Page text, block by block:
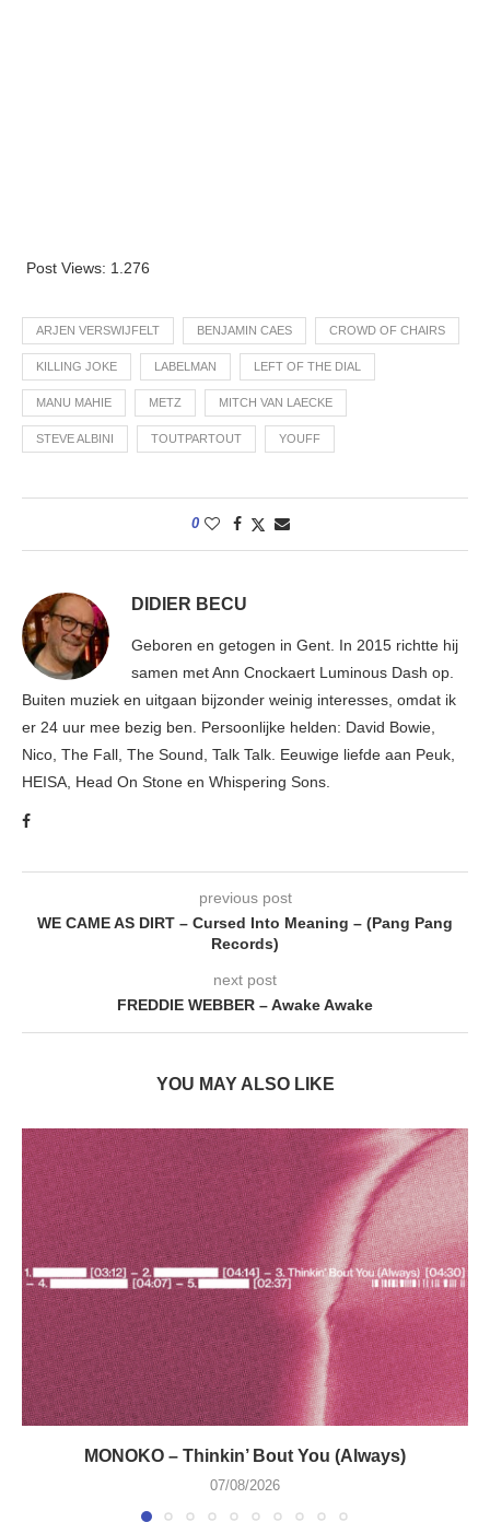
Post Views: 1.276
ARJEN VERSWIJFELT BENJAMIN CAES CROWD OF CHAIRS
KILLING JOKE LABELMAN LEFT OF THE DIAL
MANU MAHIE METZ MITCH VAN LAECKE
STEVE ALBINI TOUTPARTOUT YOUFF
0
DIDIER BECU
Geboren en getogen in Gent. In 2015 richtte hij
samen met Ann Cnockaert Luminous Dash op.
Buiten muziek en uitgaan bijzonder weinig interesses, omdat ik
er 24 uur mee bezig ben. Persoonlijke helden: David Bowie,
Nico, The Fall, The Sound, Talk Talk. Eeuwige liefde aan Peuk,
HEISA, Head On Stone en Whispering Sons.
previous post
WE CAME AS DIRT – Cursed Into Meaning – (Pang Pang
Records)
next post
FREDDIE WEBBER – Awake Awake
YOU MAY ALSO LIKE
MONOKO – Thinkin’ Bout You (Always)
07/08/2026